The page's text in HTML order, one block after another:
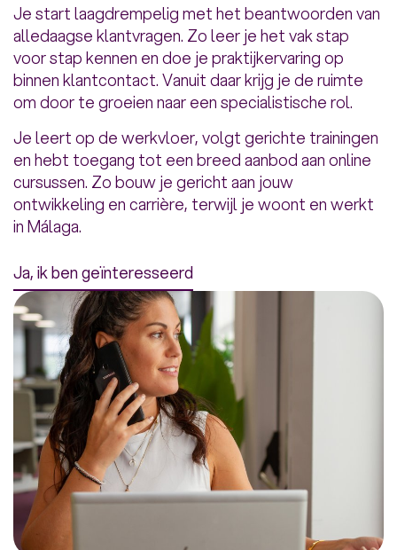
Je start laagdrempelig met het beantwoorden van
alledaagse klantvragen. Zo leer je het vak stap
voor stap kennen en doe je praktijkervaring op
binnen klantcontact. Vanuit daar krijg je de ruimte
om door te groeien naar een specialistische rol.
Je leert op de werkvloer, volgt gerichte trainingen
en hebt toegang tot een breed aanbod aan online
cursussen. Zo bouw je gericht aan jouw
ontwikkeling en carrière, terwijl je woont en werkt
in Málaga.
Ja, ik ben geïnteresseerd